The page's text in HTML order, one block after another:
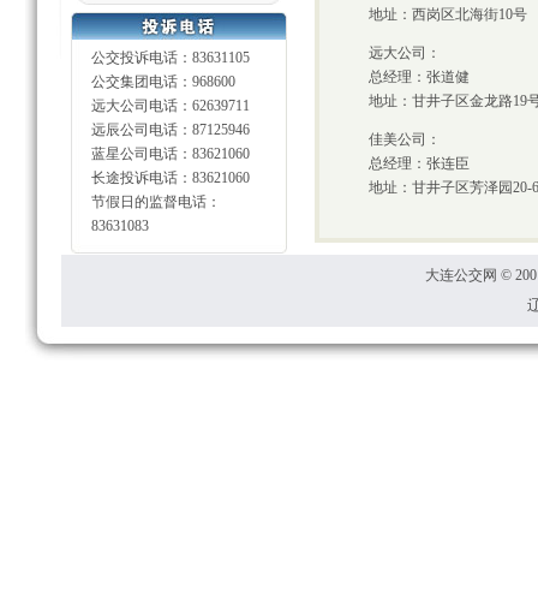
公交投诉电话：83631105
公交集团电话：968600
远大公司电话：62639711
远辰公司电话：87125946
蓝星公司电话：83621060
长途投诉电话：83621060
节假日的监督电话：
83631083
地址：西岗区北海街10号
远大公司：
总经理：张道健
地址：甘井子区金龙路19
佳美公司：
总经理：张连臣
地址：甘井子区芳泽园20-
大连公交网 ©